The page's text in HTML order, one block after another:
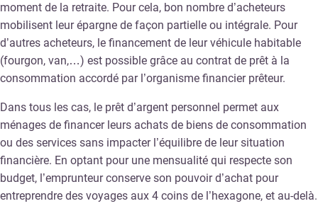
moment de la retraite. Pour cela, bon nombre d’acheteurs
mobilisent leur épargne de façon partielle ou intégrale. Pour
d’autres acheteurs, le financement de leur véhicule habitable
(fourgon, van,…) est possible grâce au contrat de prêt à la
consommation accordé par l’organisme financier prêteur.
Dans tous les cas, le prêt d’argent personnel permet aux
ménages de financer leurs achats de biens de consommation
ou des services sans impacter l’équilibre de leur situation
financière. En optant pour une mensualité qui respecte son
budget, l’emprunteur conserve son pouvoir d’achat pour
entreprendre des voyages aux 4 coins de l’hexagone, et au-delà.